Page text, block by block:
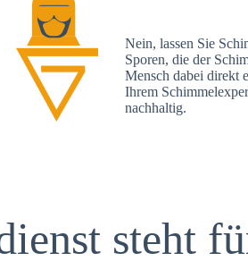
Nein, lassen Sie
Sporen, die der
Mensch dabei direkt
Ihrem
nachhaltig.
steht